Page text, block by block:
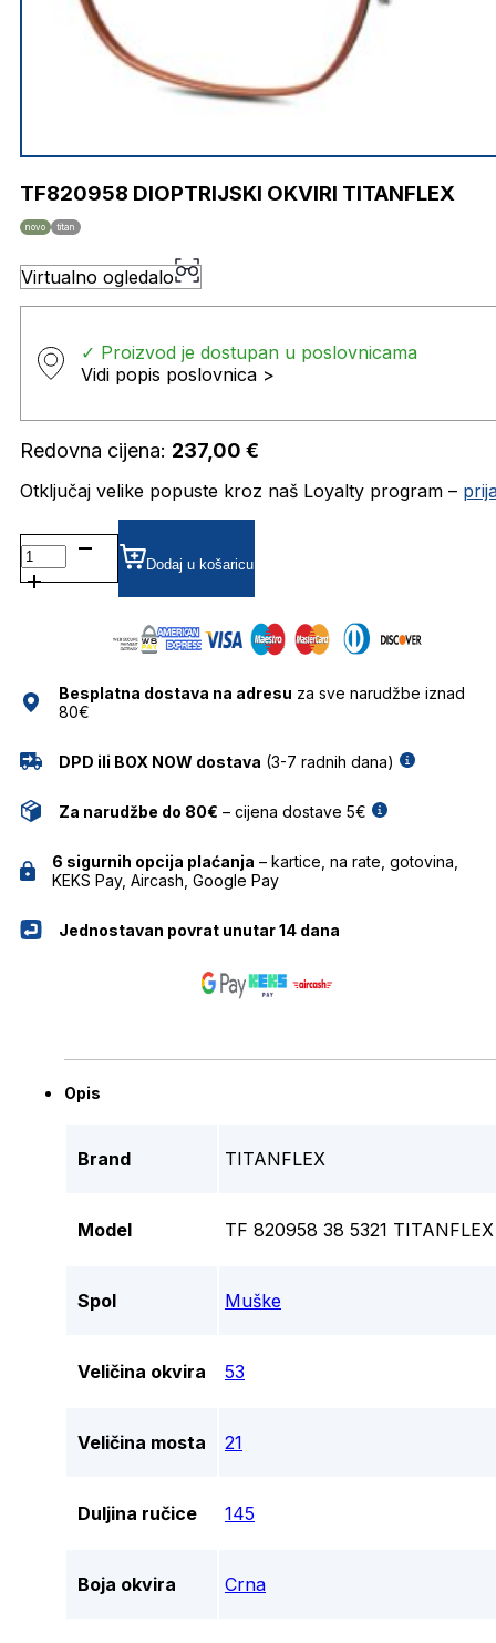
TF820958 DIOPTRIJSKI OKVIRI TITANFLEX
novo titan
Virtualno ogledalo
✓ Proizvod je dostupan u poslovnicama
Vidi popis poslovnica >
Redovna cijena: 237,00 €
Otključaj velike popuste kroz naš Loyalty program –
TF820958 DIOPTRIJSKI
OKVIRI
TITANFLEX
Dodaj u košaricu
Besplatna dostava na adresu za sve narudžbe iznad
80€
DPD ili BOX NOW dostava (3-7 radnih dana)
Za narudžbe do 80€ – cijena dostave 5€
6 sigurnih opcija plaćanja – kartice, na rate, gotovina,
KEKS Pay, Aircash, Google Pay
Jednostavan povrat unutar 14 dana
Opis
Brand TITANFLEX
Model TF 820958 38 5321
Spol Muške
Veličina okvira 53
Veličina mosta 21
Duljina ručice 145
Boja okvira Crna